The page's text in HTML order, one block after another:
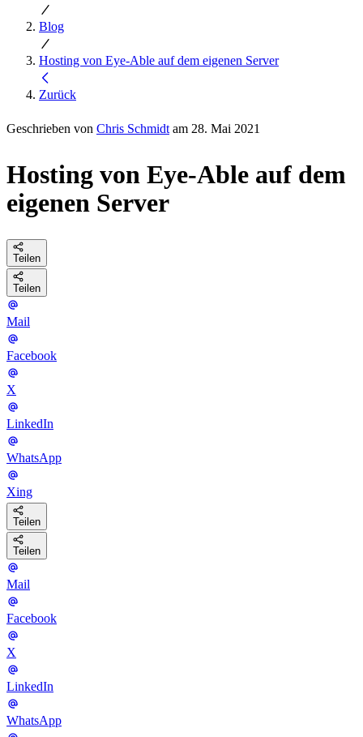
Blog
Hosting von Eye-Able auf dem eigenen Server
Zurück
Geschrieben von Chris Schmidt am 28. Mai 2021
Hosting von Eye-Able auf dem
eigenen Server
Teilen
Teilen
Mail
Facebook
X
LinkedIn
WhatsApp
Xing
Teilen
Teilen
Mail
Facebook
X
LinkedIn
WhatsApp